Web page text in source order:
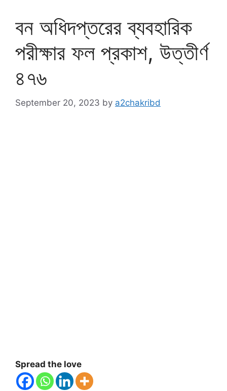
বন অধিদপ্তরের ব্যবহারিক
পরীক্ষার ফল প্রকাশ, উত্তীর্ণ
৪৭৬
September 20, 2023 by a2chakribd
Spread the love